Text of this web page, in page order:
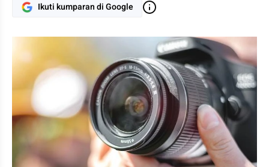
Ikuti kumparan di Google